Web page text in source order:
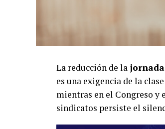
La reducción de la
es una exigencia de la
mientras en el Congreso y
sindicatos persiste el